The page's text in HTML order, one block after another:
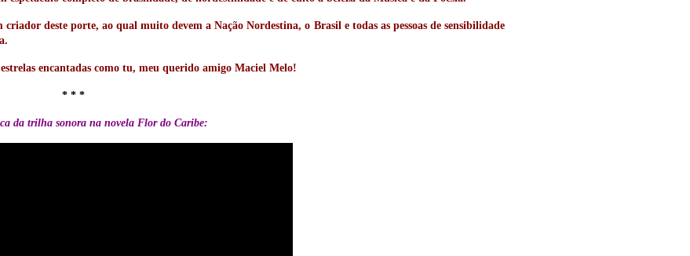
deste porte, ao qual muito devem a Nação Nordestina, o Brasil e todas as pessoas de sensibilidade
encantadas como tu, meu querido amigo Maciel Melo!
* * *
da trilha sonora na novela Flor do Caribe: